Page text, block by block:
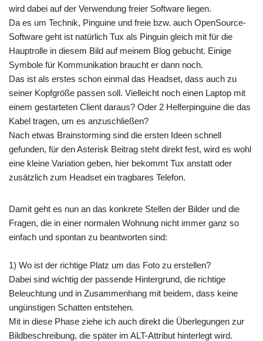
wird dabei auf der Verwendung freier Software liegen.
Da es um Technik, Pinguine und freie bzw. auch OpenSource-
Software geht ist natürlich Tux als Pinguin gleich mit für die
Hauptrolle in diesem Bild auf meinem Blog gebucht. Einige
Symbole für Kommunikation braucht er dann noch.
Das ist als erstes schon einmal das Headset, dass auch zu
seiner Kopfgröße passen soll. Vielleicht noch einen Laptop mit
einem gestarteten Client daraus? Oder 2 Helferpinguine die das
Kabel tragen, um es anzuschließen?
Nach etwas Brainstorming sind die ersten Ideen schnell
gefunden, für den Asterisk Beitrag steht direkt fest, wird es wohl
eine kleine Variation geben, hier bekommt Tux anstatt oder
zusätzlich zum Headset ein tragbares Telefon.
Damit geht es nun an das konkrete Stellen der Bilder und die
Fragen, die in einer normalen Wohnung nicht immer ganz so
einfach und spontan zu beantworten sind:
1) Wo ist der richtige Platz um das Foto zu erstellen?
Dabei sind wichtig der passende Hintergrund, die richtige
Beleuchtung und in Zusammenhang mit beidem, dass keine
ungünstigen Schatten entstehen.
Mit in diese Phase ziehe ich auch direkt die Überlegungen zur
Bildbeschreibung, die später im ALT-Attribut hinterlegt wird.